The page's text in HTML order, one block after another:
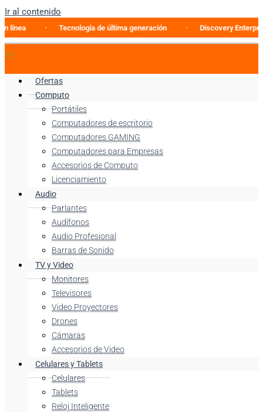
Ir al contenido
Tecnología de última generación Discovery Enterprise
Ofertas
Computo
Portátiles
Computadores de escritorio
Computadores GAMING
Computadores para Empresas
Accesorios de Computo
Licenciamiento
Audio
Parlantes
Audífonos
Audio Profesional
Barras de Sonido
TV y Video
Monitores
Televisores
Video Proyectores
Drones
Cámaras
Accesorios de Video
Celulares y Tablets
Celulares
Tablets
Reloj Inteligente